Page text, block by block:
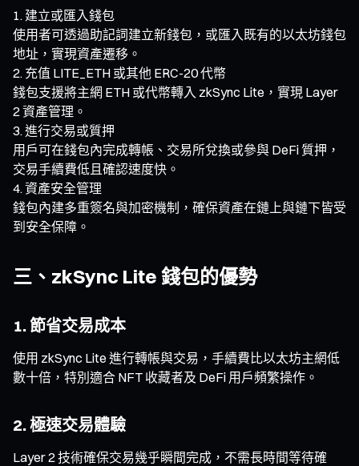
建立或匯入錢包
使用者可透過助記詞建立新錢包，或匯入既有的以太坊錢包
地址，實現資產遷移。
充值 LITE_ETH 或其他 ERC-20 代幣
錢包支援將主網 ETH 或代幣轉入 zkSync Lite，實現 Layer
2 資產管理。
進行交易或質押
用戶可在錢包內完成轉帳、交易所兌換或參與 DeFi 質押，
交易手續費低且確認速度快。
資產安全管理
錢包內建多重簽名與加密機制，確保資產在鏈上與鏈下皆受
到安全保障。
三、zkSync Lite 錢包的優勢
1. 節省交易成本
使用 zkSync Lite 進行轉帳與交易，手續費比以太坊主網低
數十倍，特別適合 NFT 收藏者及 DeFi 用戶頻繁操作。
2. 極速交易體驗
Layer 2 技術確保交易幾乎瞬間完成，不需長時間等待確